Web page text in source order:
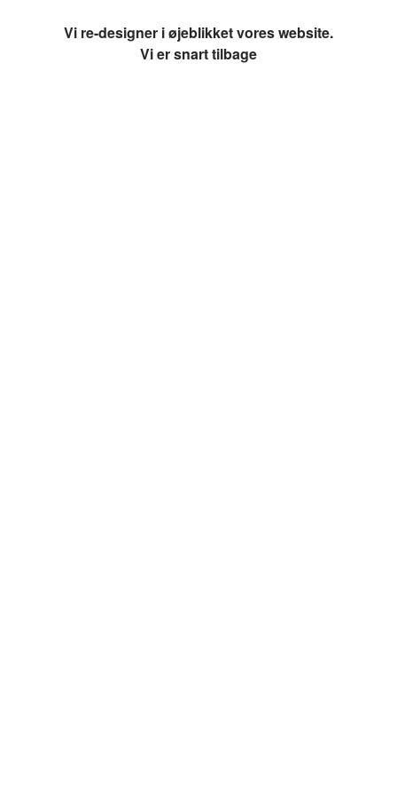
Vi re-designer i øjeblikket vores website.
Vi er snart tilbage